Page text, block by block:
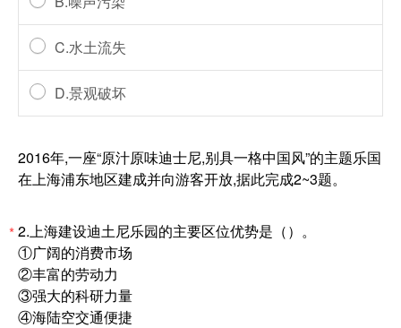
C.水土流失
D.景观破坏
2016年,一座“原汁原味迪士尼,别具一格中国风”的主题乐国
在上海浦东地区建成并向游客开放,据此完成2~3题。
*2.上海建设迪土尼乐园的主要区位优势是（）。
①广阔的消费市场
②丰富的劳动力
③强大的科研力量
④海陆空交通便捷